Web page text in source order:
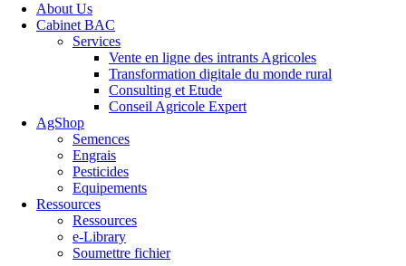
About Us
Cabinet BAC
Services
Vente en ligne des intrants Agricoles
Transformation digitale du monde rural
Consulting et Etude
Conseil Agricole Expert
AgShop
Semences
Engrais
Pesticides
Equipements
Ressources
Ressources
e-Library
Soumettre fichier